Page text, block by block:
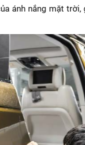
ánh nắng mặt trời,